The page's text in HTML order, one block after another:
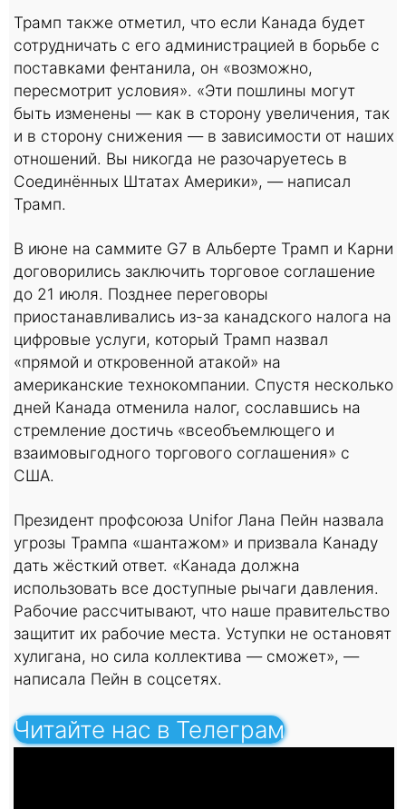
Трамп также отметил, что если Канада будет
сотрудничать с его администрацией в борьбе с
поставками фентанила, он «возможно,
пересмотрит условия». «Эти пошлины могут
быть изменены — как в сторону увеличения, так
и в сторону снижения — в зависимости от наших
отношений. Вы никогда не разочаруетесь в
Соединённых Штатах Америки», — написал
Трамп.
В июне на саммите G7 в Альберте Трамп и Карни
договорились заключить торговое соглашение
до 21 июля. Позднее переговоры
приостанавливались из-за канадского налога на
цифровые услуги, который Трамп назвал
«прямой и откровенной атакой» на
американские технокомпании. Спустя несколько
дней Канада отменила налог, сославшись на
стремление достичь «всеобъемлющего и
взаимовыгодного торгового соглашения» с
США.
Президент профсоюза Unifor Лана Пейн назвала
угрозы Трампа «шантажом» и призвала Канаду
дать жёсткий ответ. «Канада должна
использовать все доступные рычаги давления.
Рабочие рассчитывают, что наше правительство
защитит их рабочие места. Уступки не остановят
хулигана, но сила коллектива — сможет», —
написала Пейн в соцсетях.
Читайте нас в Телеграм